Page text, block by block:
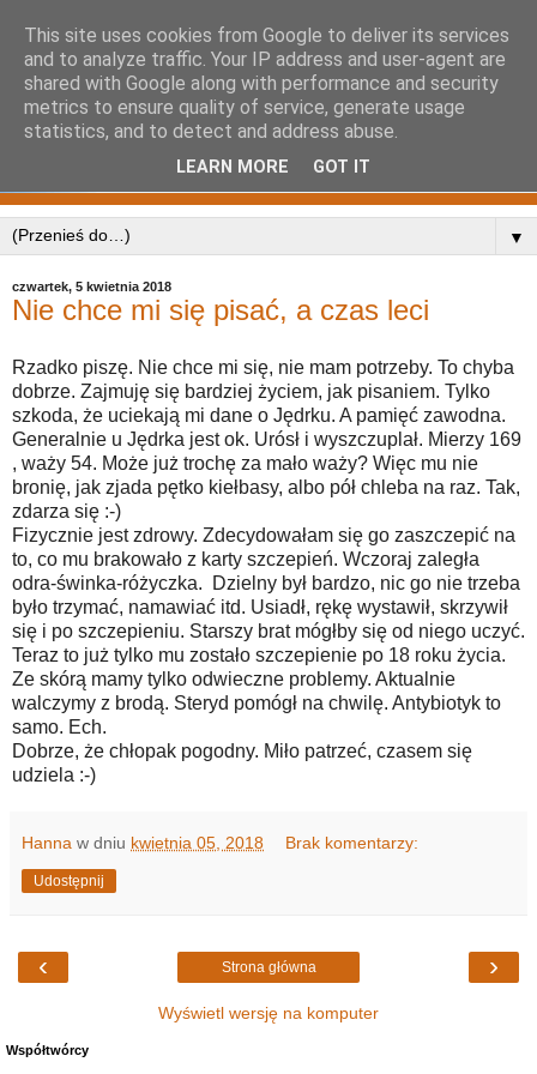
▼
czwartek, 5 kwietnia 2018
Nie chce mi się pisać, a czas leci
Rzadko piszę. Nie chce mi się, nie mam potrzeby. To chyba
dobrze. Zajmuję się bardziej życiem, jak pisaniem. Tylko
szkoda, że uciekają mi dane o Jędrku. A pamięć zawodna.
Generalnie u Jędrka jest ok. Urósł i wyszczuplał. Mierzy 169
, waży 54. Może już trochę za mało waży? Więc mu nie
bronię, jak zjada pętko kiełbasy, albo pół chleba na raz. Tak,
zdarza się :-)
Fizycznie jest zdrowy. Zdecydowałam się go zaszczepić na
to, co mu brakowało z karty szczepień. Wczoraj zaległa
odra-świnka-różyczka. Dzielny był bardzo, nic go nie trzeba
było trzymać, namawiać itd. Usiadł, rękę wystawił, skrzywił
się i po szczepieniu. Starszy brat mógłby się od niego uczyć.
Teraz to już tylko mu zostało szczepienie po 18 roku życia.
Ze skórą mamy tylko odwieczne problemy. Aktualnie
walczymy z brodą. Steryd pomógł na chwilę. Antybiotyk to
samo. Ech.
Dobrze, że chłopak pogodny. Miło patrzeć, czasem się
udziela :-)
Hanna w dniu kwietnia 05, 2018 Brak komentarzy:
Udostępnij
‹ ›
Strona główna
Wyświetl wersję na komputer
Współtwórcy
This site uses cookies from Google to deliver its services
and to analyze traffic. Your IP address and user-agent are
shared with Google along with performance and security
metrics to ensure quality of service, generate usage
statistics, and to detect and address abuse.
LEARN MORE GOT IT